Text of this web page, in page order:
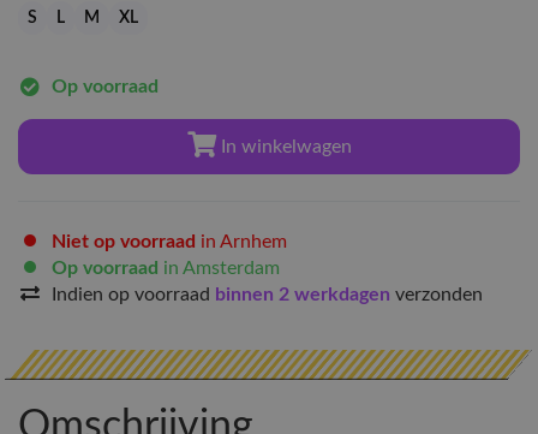
S L M XL
Op voorraad
In winkelwagen
Niet op voorraad in Arnhem
Op voorraad in Amsterdam
Indien op voorraad binnen 2 werkdagen verzonden